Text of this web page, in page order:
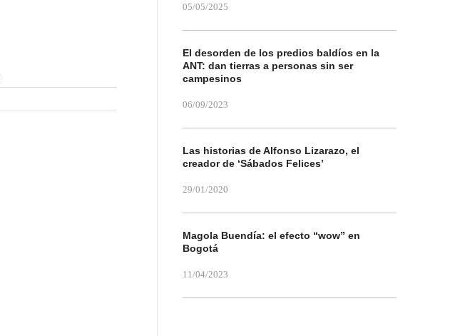
05/05/2025
El desorden de los predios baldíos en la
ANT: dan tierras a personas sin ser
campesinos
06/09/2023
Las historias de Alfonso Lizarazo, el
creador de ‘Sábados Felices’
29/01/2020
Magola Buendía: el efecto “wow” en
Bogotá
11/04/2023